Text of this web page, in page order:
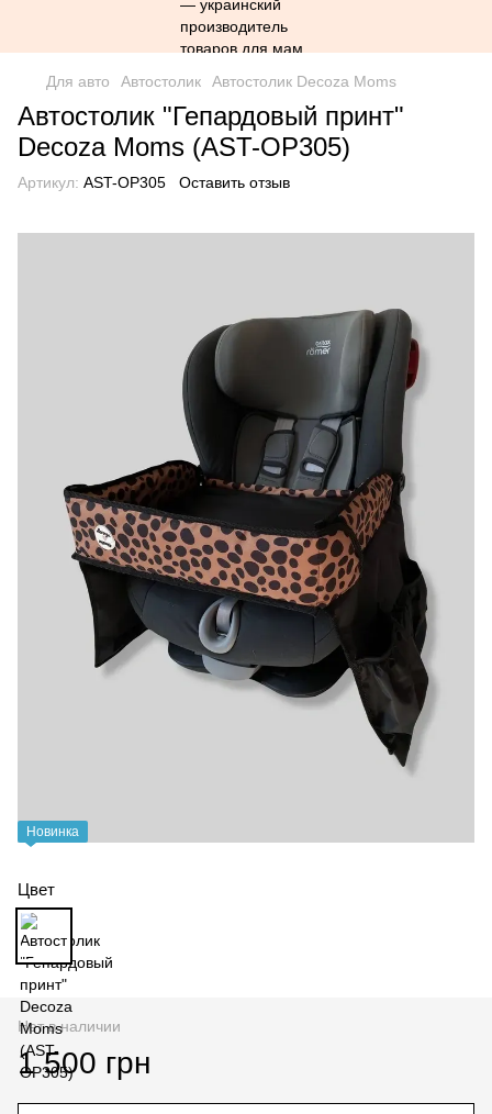
Для авто Автостолик Автостолик Decoza Moms
Автостолик "Гепардовый принт"
Decoza Moms (AST-OP305)
Артикул: AST-OP305 Оставить отзыв
Новинка
Цвет
Нет в наличии
1 500 грн